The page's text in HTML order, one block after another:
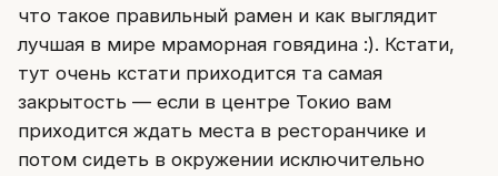
что такое правильный рамен и как выглядит
лучшая в мире мраморная говядина :). Кстати,
тут очень кстати приходится та самая
закрытость — если в центре Токио вам
приходится ждать места в ресторанчике и
потом сидеть в окружении исключительно